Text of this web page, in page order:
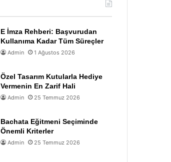
E İmza Rehberi: Başvurudan
Kullanıma Kadar Tüm Süreçler
Admin 1 Ağustos 2026
Özel Tasarım Kutularla Hediye
Vermenin En Zarif Hali
Admin 25 Temmuz 2026
Bachata Eğitmeni Seçiminde
Önemli Kriterler
Admin 25 Temmuz 2026